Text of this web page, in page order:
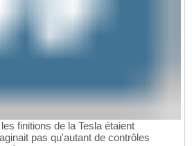
finitions de la Tesla étaient
pas qu'autant de contrôles